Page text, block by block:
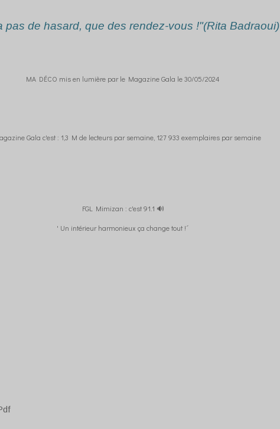
pas de hasard, que des rendez-vous !"(Rita Badraoui)
MA DÉCO mis en lumière par le Magazine Gala le 30/05/2024
Gala c'est : 1,3 M de lecteurs par semaine, 127 933 exemplaires par semaine
FGL Mimizan : c'est 91.1 🔊
' Un intérieur harmonieux ça change tout !´